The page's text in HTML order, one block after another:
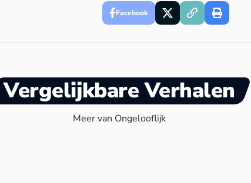
Facebook
Vergelijkbare Verhalen
Meer van Ongelooflijk